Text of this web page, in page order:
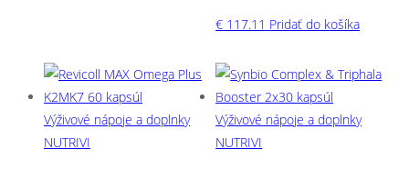
€ 117.11 Pridať do košíka
Výživové nápoje a doplnky
NUTRIVI
Výživové nápoje a doplnky
NUTRIVI